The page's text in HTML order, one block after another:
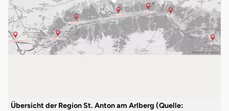
Übersicht der Region St. Anton am Arlberg (Quelle: